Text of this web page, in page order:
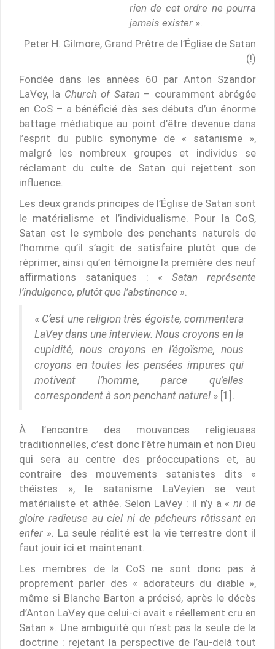
rien de cet ordre ne pourra
jamais exister ».
Peter H. Gilmore, Grand Prêtre de l’Église de Satan
(!)
Fondée dans les années 60 par Anton Szandor
LaVey, la Church of Satan – couramment abrégée
en CoS – a bénéficié dès ses débuts d’un énorme
battage médiatique au point d’être devenue dans
l’esprit du public synonyme de « satanisme »,
malgré les nombreux groupes et individus se
réclamant du culte de Satan qui rejettent son
influence.
Les deux grands principes de l’Église de Satan sont
le matérialisme et l’individualisme. Pour la CoS,
Satan est le symbole des penchants naturels de
l’homme qu’il s’agit de satisfaire plutôt que de
réprimer, ainsi qu’en témoigne la première des neuf
affirmations sataniques : « Satan représente
l’indulgence, plutôt que l’abstinence ».
« C’est une religion très égoïste, commentera
LaVey dans une interview. Nous croyons en la
cupidité, nous croyons en l’égoïsme, nous
croyons en toutes les pensées impures qui
motivent l’homme, parce qu’elles
correspondent à son penchant naturel » [1].
À l’encontre des mouvances religieuses
traditionnelles, c’est donc l’être humain et non Dieu
qui sera au centre des préoccupations et, au
contraire des mouvements satanistes dits «
théistes », le satanisme LaVeyien se veut
matérialiste et athée. Selon LaVey : il n’y a «ni de
gloire radieuse au ciel ni de pécheurs rôtissant en
enfer ». La seule réalité est la vie terrestre dont il
faut jouir ici et maintenant.
Les membres de la CoS ne sont donc pas à
proprement parler des « adorateurs du diable »,
même si Blanche Barton a précisé, après le décès
d’Anton LaVey que celui-ci avait « réellement cru en
Satan ». Une ambiguïté qui n’est pas la seule de la
doctrine : rejetant la perspective de l’au-delà tout